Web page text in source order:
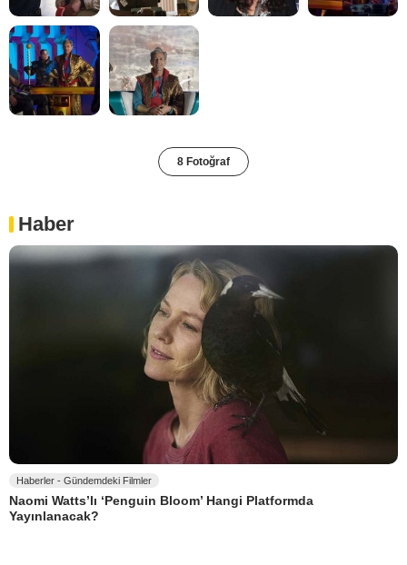
8 Fotoğraf
Haber
Haberler - Gündemdeki Filmler
Naomi Watts’lı ‘Penguin Bloom’ Hangi Platformda
Yayınlanacak?